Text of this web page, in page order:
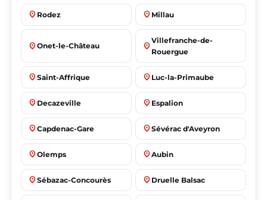
place Rodez place Millau
place Onet-le-Château place
Villefranche-de-
Rouergue
place Saint-Affrique place Luc-la-Primaube
place Decazeville place Espalion
place Capdenac-Gare place Sévérac d'Aveyron
place Olemps place Aubin
place Sébazac-Concourès place Druelle Balsac